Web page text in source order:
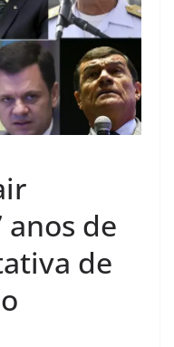
anos de
de